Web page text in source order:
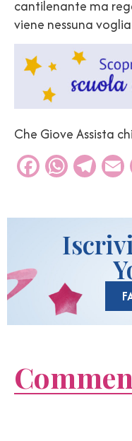
cantilenante ma
viene nessuna
Che Giove Assista
Facebook